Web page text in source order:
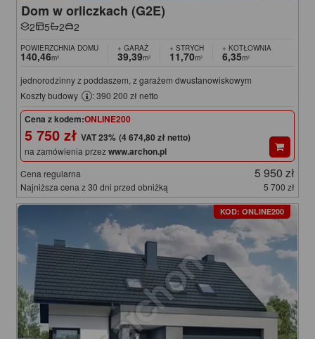
Dom w orliczkach (G2E)
2 5 2 2
POWIERZCHNIA DOMU
140,46m²
+ GARAŻ
39,39m²
+ STRYCH
11,70m²
+ KOTŁOWNIA
6,35m²
jednorodzinny z poddaszem, z garażem dwustanowiskowym
Koszty budowy
: 390 200 zł netto
Cena z kodem:ONLINE200
5 750 zł (4 674,80 zł netto)
na zamówienia przezwww.archon.pl
Cena regularna 5 950 zł
Najniższa cena z 30 dni przed obniżką 5 700 zł
KOD: ONLINE200